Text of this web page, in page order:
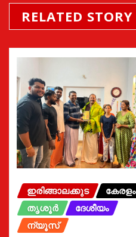
RELATED STORY
ഇരിങ്ങാലക്കുട
കേരളം
തൃശൂർ
ദേശീയം
ന്യൂസ്